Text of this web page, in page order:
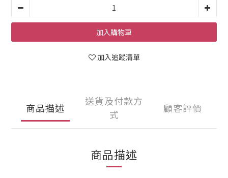
加入購物車
加入追蹤清單
商品描述
送貨及付款方
式
顧客評價
商品描述